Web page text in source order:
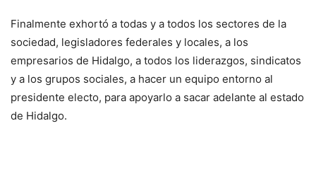
Finalmente exhortó a todas y a todos los sectores de la
sociedad, legisladores federales y locales, a los
empresarios de Hidalgo, a todos los liderazgos, sindicatos
y a los grupos sociales, a hacer un equipo entorno al
presidente electo, para apoyarlo a sacar adelante al estado
de Hidalgo.